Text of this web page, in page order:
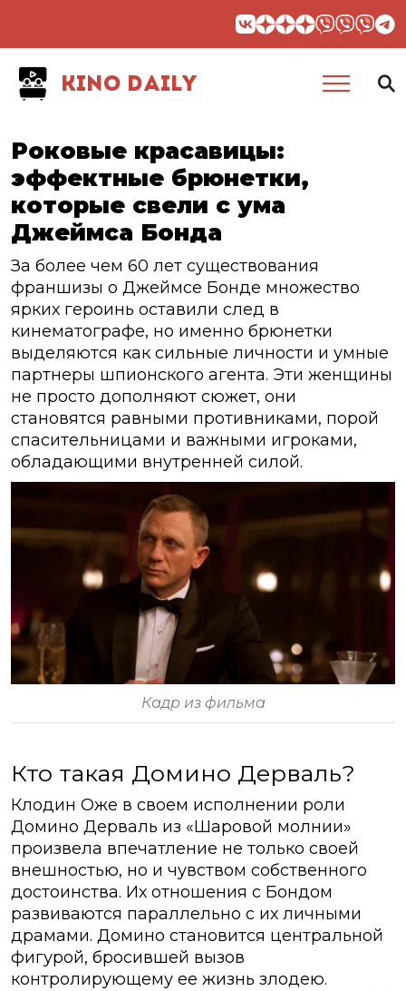
KINO DAILY
Роковые красавицы:
эффектные брюнетки,
которые свели с ума
Джеймса Бонда
За более чем 60 лет существования
франшизы о Джеймсе Бонде множество
ярких героинь оставили след в
кинематографе, но именно брюнетки
выделяются как сильные личности и умные
партнеры шпионского агента. Эти женщины
не просто дополняют сюжет, они
становятся равными противниками, порой
спасительницами и важными игроками,
обладающими внутренней силой.
Кадр из фильма
Кто такая Домино Дерваль?
Клодин Оже в своем исполнении роли
Домино Дерваль из «Шаровой молнии»
произвела впечатление не только своей
внешностью, но и чувством собственного
достоинства. Их отношения с Бондом
развиваются параллельно с их личными
драмами. Домино становится центральной
фигурой, бросившей вызов
контролирующему ее жизнь злодею.